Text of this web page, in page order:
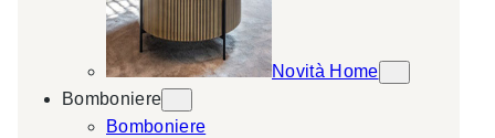
Novità Home
Bomboniere
Bomboniere